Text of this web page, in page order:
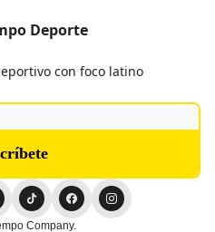
Deporte
con foco latino
Company.